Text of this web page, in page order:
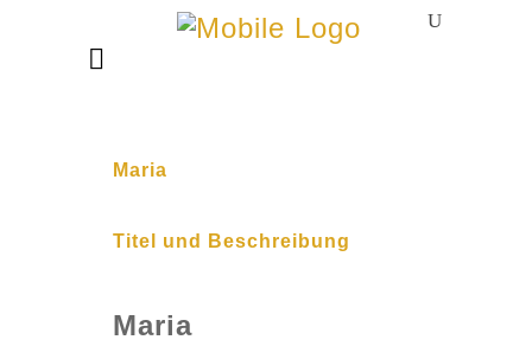
Maria
Titel und Beschreibung
Maria